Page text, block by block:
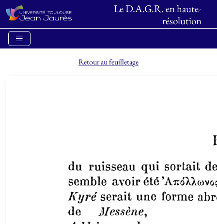
Le D.A.G.R. en haute-
résolution
Retour au feuilletage